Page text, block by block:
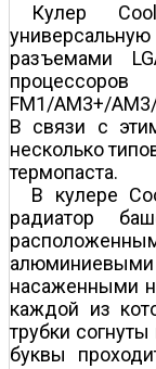
Кулер
разъемами
FM1/AM3+/
В связи с
несколько
термопаста.
В кулере
радиатор
насаженными
каждой из
трубки
буквы